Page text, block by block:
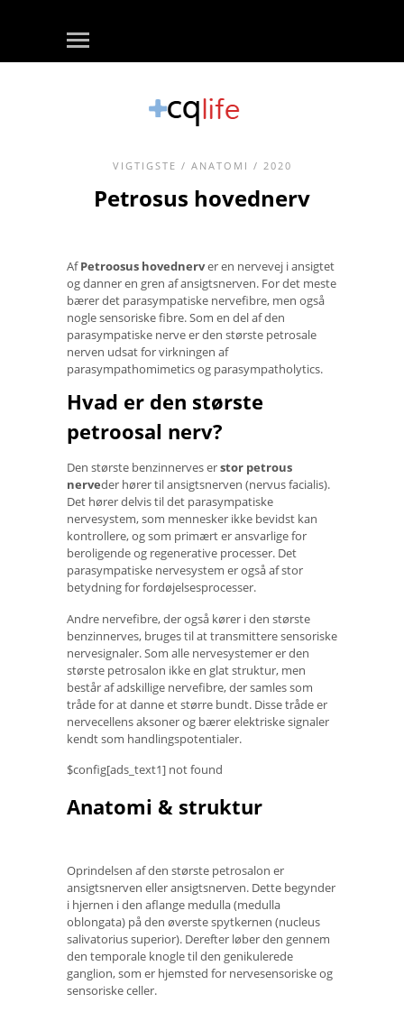
VIGTIGSTE / ANATOMI / 2020
Petrosus hovednerv
AfPetroosus hovednerver en nervevej i ansigtet
og danner en gren af ​​ansigtsnerven. For det meste
bærer det parasympatiske nervefibre, men også
nogle sensoriske fibre. Som en del af den
parasympatiske nerve er den største petrosale
nerven udsat for virkningen af ​​
parasympathomimetics og parasympatholytics.
Hvad er den største
petroosal nerv?
Den største benzinnerves erstor petrous
nerveder hører til ansigtsnerven (nervus facialis).
Det hører delvis til det parasympatiske
nervesystem, som mennesker ikke bevidst kan
kontrollere, og som primært er ansvarlige for
beroligende og regenerative processer. Det
parasympatiske nervesystem er også af stor
betydning for fordøjelsesprocesser.
Andre nervefibre, der også kører i den største
benzinnerves, bruges til at transmittere sensoriske
nervesignaler. Som alle nervesystemer er den
største petrosalon ikke en glat struktur, men
består af adskillige nervefibre, der samles som
tråde for at danne et større bundt. Disse tråde er
nervecellens aksoner og bærer elektriske signaler
kendt som handlingspotentialer.
$config[ads_text1] not found
Anatomi & struktur
Oprindelsen af ​​den største petrosalon er
ansigtsnerven eller ansigtsnerven. Dette begynder
i hjernen i den aflange medulla (medulla
oblongata) på den øverste spytkernen (nucleus
salivatorius superior). Derefter løber den gennem
den temporale knogle til den genikulerede
ganglion, som er hjemsted for nervesensoriske og
sensoriske celler.